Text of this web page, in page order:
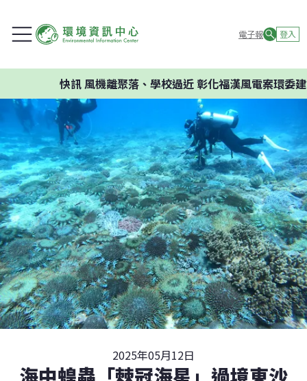
電子報 登入
風機離聚落、學校過近 彰化福漢風電案環委建議不
2025年05月12日
海中蝗蟲「棘冠海星」過境東沙